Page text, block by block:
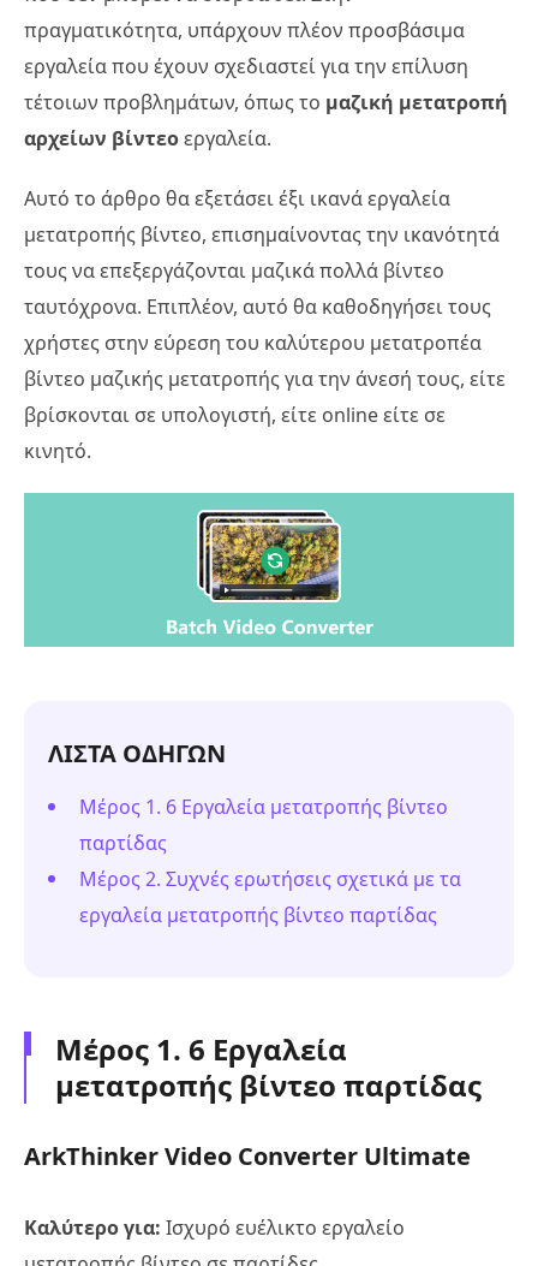
πραγματικότητα, υπάρχουν πλέον προσβάσιμα
εργαλεία που έχουν σχεδιαστεί για την επίλυση
τέτοιων προβλημάτων, όπως το μαζική μετατροπή
αρχείων βίντεοεργαλεία.
Αυτό το άρθρο θα εξετάσει έξι ικανά εργαλεία
μετατροπής βίντεο, επισημαίνοντας την ικανότητά
τους να επεξεργάζονται μαζικά πολλά βίντεο
ταυτόχρονα. Επιπλέον, αυτό θα καθοδηγήσει τους
χρήστες στην εύρεση του καλύτερου μετατροπέα
βίντεο μαζικής μετατροπής για την άνεσή τους, είτε
βρίσκονται σε υπολογιστή, είτε online είτε σε
κινητό.
ΛΙΣΤΑ ΟΔΗΓΩΝ
Μέρος 1. 6 Εργαλεία μετατροπής βίντεο
παρτίδας
Μέρος 2. Συχνές ερωτήσεις σχετικά με τα
εργαλεία μετατροπής βίντεο παρτίδας
Μέρος 1. 6 Εργαλεία
μετατροπής βίντεο παρτίδας
ArkThinker Video Converter Ultimate
Καλύτερο για: Ισχυρό ευέλικτο εργαλείο